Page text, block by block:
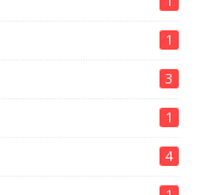
1
3
1
4